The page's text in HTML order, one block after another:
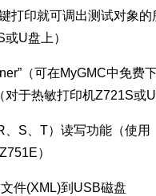
打印就可调出测试对象
U盘上）
（可在MyGMC中免费
对于热敏打印机Z721S或
、S、T）读写功能（使用
）
件(XML)到USB磁盘